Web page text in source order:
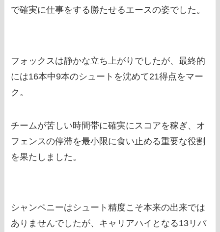
で確実に仕事をする勝たせるエースの姿でした。
フォックスは静かな立ち上がりでしたが、最終的
には16本中9本のシュートを沈めて21得点をマー
ク。
チームが苦しい時間帯に確実にスコアを稼ぎ、オ
フェンスの停滞を最小限に食い止める重要な役割
を果たしました。
シャンペニーはシュート精度こそ本来の出来では
ありませんでしたが、キャリアハイとなる13リバ